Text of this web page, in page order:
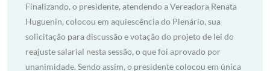
Finalizando, o presidente, atendendo a Vereadora Renata
Huguenin, colocou em aquiescência do Plenário, sua
solicitação para discussão e votação do projeto de lei do
reajuste salarial nesta sessão, o que foi aprovado por
unanimidade. Sendo assim, o presidente colocou em única